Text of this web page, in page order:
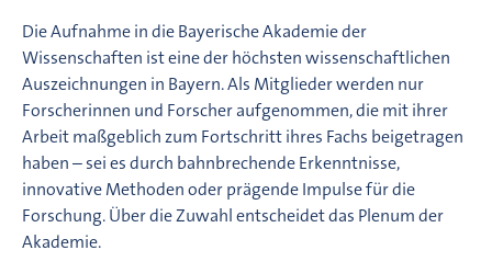
Die Aufnahme in die Bayerische Akademie der
Wissenschaften ist eine der höchsten wissenschaftlichen
Auszeichnungen in Bayern. Als Mitglieder werden nur
Forscherinnen und Forscher aufgenommen, die mit ihrer
Arbeit maßgeblich zum Fortschritt ihres Fachs beigetragen
haben – sei es durch bahnbrechende Erkenntnisse,
innovative Methoden oder prägende Impulse für die
Forschung. Über die Zuwahl entscheidet das Plenum der
Akademie.